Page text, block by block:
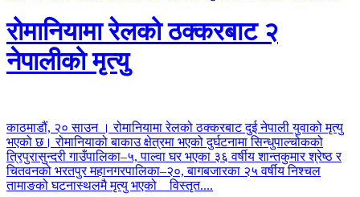
रोमानियामा रेलको ठक्करबाट २
नेपालीको मृत्यु
काठमाडौं, २० साउन । रोमानियामा रेलको ठक्करबाट दुई नेपाली युवाको मृत्यु
भएको छ। रोमानियाको बाकाउ क्षेत्रमा भएको दुर्घटनामा सिन्धुपाल्चोकको
त्रिपुरासुन्दरी गाउँपालिका–५, पाल्वा घर भएका ३६ वर्षीय शान्तकुमार श्रेष्ठ र
चितवनको भरतपुर महानगरपालिका–२०, बागबजारका २५ वर्षीय निश्चल
तामाङको घटनास्थलमै मृत्यु भएकोविस्तृत....